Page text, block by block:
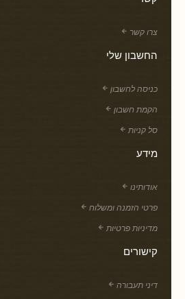
צרו קשר
החשבון שלי
כניסה לחשבון
הקמת חשבון
סל קניות
מידע
אודותינו
פרטי הזמנה ומשלוח
מדיניות פרטיות
קישורים
דיני תעבורה